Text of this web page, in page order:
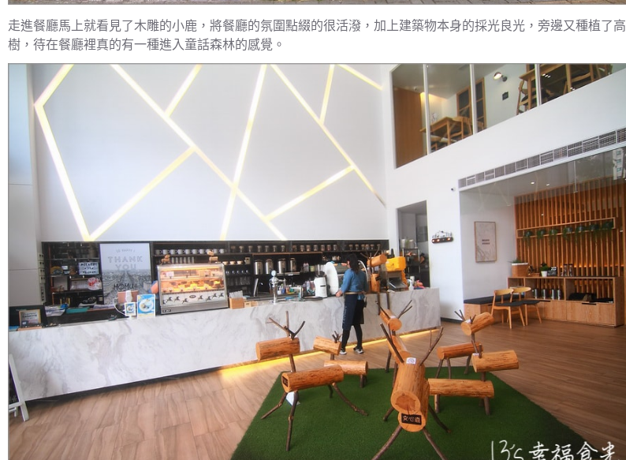
走進餐廳馬上就看見了木雕的小鹿，將餐廳的氛圍點綴的很活潑，加上建築物本身的採光良光，旁邊又種植了高
樹，待在餐廳裡真的有一種進入童話森林的感覺。